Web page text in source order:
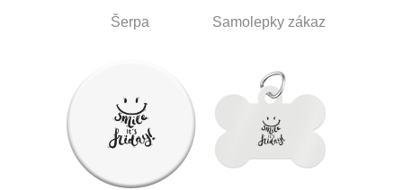
Šerpa Samolepky zákaz